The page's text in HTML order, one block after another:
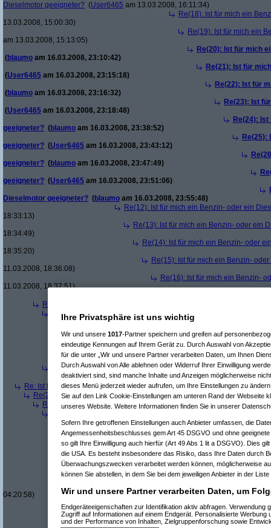
Dieselmotor geeigneter? (User6465 am 13.03.2008, 16:11:34)
Re(18): Ist für mich ein
13.03.2008, 15:00:30)
Re(19): Ist für mich ein
am 13.03.2008, 15:13:05)
Re(20): Ist für mich
(blaumo am 16.03.2008, 23:10:42)
Re(21): Ist für
(User6465 am 16.03.2008, 23:15:18)
Re(22): Ist für
(blaumo am 16.03.2008, 23:16:32)
Re(23): Ist
(User6465 am 16.03.2008, 23:18:48)
Re(24):
geeigneter? (blaumo am 16.03.2008, 23:38:52)
Re(25):
geeigneter? (User6465 am 16.03.2008, 23:43:12)
geeigneter? (blaumo am 16.03.2008, 23:47:49)
geeigneter? (User6465 am 16.03.2008, 23:51:06)
Dieselmotor geeigneter? (blaumo am 16.03.2008, 23:55:48)
Re(12): Ist für mich ein Benzin- oder ein
18:33:13)
Re(13): Ist für mich ein Benzin- oder ein
18:34:49)
Re(14): Ist für mich ein Benzin- oder
18:35:20)
Re(15): Ist für mich ein Benzin-
11.03.2008, 18:36:08)
Re(16): Ist für mich ein Benzin-
11.03.2008, 18:37:51)
Re(3): Ist für mich ein Benzin- oder ein Dieselmotor geeigneter?
Re(4): Ist für mich ein Benzin- oder ein Dieselmotor geeigneter?
Re(5): Ist für mich ein Benzin- oder ein Dieselmotor geeigneter?
Re(6): Ist für mich ein Benzin- oder ein Dieselmotor
Re(7): Ist für mich ein Benzin- oder ein Dieselmotor
Re(6): Ist für mich ein Benzin- oder ein Dieselmotor
Re(7): Ist für mich ein Benzin- oder ein Dieselmotor
Re(4): Ist für mich ein Benzin- oder ein Dieselmotor geeigneter?(
Re(5): Ist für mich ein Benzin- oder ein Dieselmotor geeigneter?
Re: Ist für mich ein Benzin- oder ein Dieselmotor geeigneter?(Superfast
Re(2): Ist für mich ein Benzin- oder ein Dieselmotor geeigneter?(dizo
Re(3): Ist für mich ein Benzin- oder ein Dieselmotor geeigneter?(
Re(5): Ist für mich ein Benzin- oder ein Dieselmotor geeigneter?
Re(6): Ist für mich ein Benzin- oder ein Dieselmotor
Re(7): Ist für mich ein Benzin- oder ein Dieselmotor
Re(8): Ist für mich ein Benzin- oder ein Dieselmotor
Re(9): Ist für mich ein Benzin- oder ein Dieselmotor
Re(10): Ist für mich ein Benzin- oder ein
Re(11): Ist für mich ein Benzin- oder ein
Re(11): Ist für mich ein Benzin- oder ein
04:20:58)
Re(7): Ist für mich ein Benzin- oder ein Dieselmotor
Re(7): Ist für mich ein Benzin- oder ein Dieselmotor
Re(8): Ist für mich ein Benzin- oder ein Dieselmotor
Ihre Privatsphäre ist uns wichtig
Wir und unsere 1017-Partner speichern und greifen auf
eindeutige Kennungen auf Ihrem Gerät zu. Durch Auswahl von
für die unter „Wir und unsere Partner verarbeiten Daten, um Ihnen
Durch Auswahl von Alle ablehnen oder Widerruf Ihrer Einwilligung
deaktiviert sind, sind manche Inhalte und Anzeigen möglicherweise
dieses Menü jederzeit wieder aufrufen, um Ihre Einstellungen zu
Sie auf den Link Cookie-Einstellungen am unteren Rand der Webseite
unseres Website. Weitere Informationen finden Sie in unserer
Sofern Ihre getroffenen Einstellungen auch Anbieter umfassen, die
Angemessenheitsbeschlusses gem Art 45 DSGVO und ohne
so gilt Ihre Einwilligung auch hierfür (Art 49 Abs 1 lit a DSGVO). Dies
die USA. Es besteht insbesondere das Risiko, dass Ihre Daten durch
Überwachungszwecken verarbeitet werden können, möglicherweise
können Sie abstellen, in dem Sie bei dem jeweiligen Anbieter in der
Wir und unsere Partner verarbeiten Daten, um
Endgeräteeigenschaften zur Identifikation aktiv abfragen. Verwendung
Zugriff auf Informationen auf einem Endgerät. Personalisierte Werbung
und der Performance von Inhalten, Zielgruppenforschung sowie